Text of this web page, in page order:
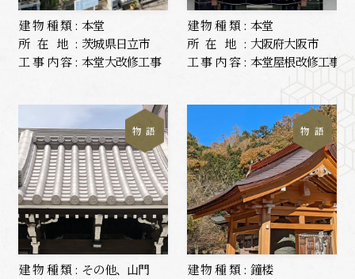
建物種類: 本堂
所在地: 茨城県日立市
工事内容: 本堂大改修工事
建物種類: 本堂
所在地: 大阪府大阪市
工事内容: 本堂屋根改修工事
物 語
建物種類: その他、山門
物 語
建物種類: 鐘楼